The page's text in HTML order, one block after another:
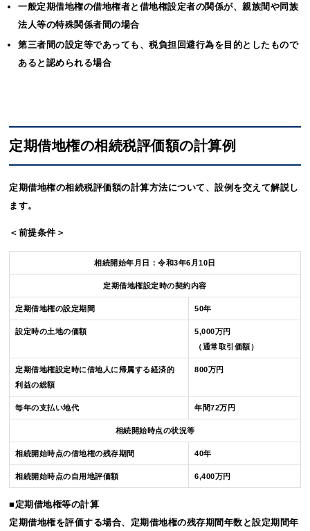
一般定期借地権の借地権者と借地権設定者の関係が、親族間や同族
法人等の特殊関係者間の場合
第三者間の設定等であっても、税負担回避行為を目的としたもので
あると認められる場合
定期借地権の相続税評価額の計算例
定期借地権の相続税評価額の計算方法について、設例を交えて解説し
ます。
＜前提条件＞
相続開始年月日：令和3年6月10日
定期借地権設定時の契約内容
定期借地権の設定期間 50年
設定時の土地の価額
5,000万円
（通常取引価額）
定期借地権設定時に借地人に帰属する経済的
利益の総額
800万円
毎年の支払い地代 年間72万円
相続開始時点の状況等
相続開始時点の借地権の残存期間 40年
相続開始時点の自用地評価額 6,400万円
■定期借地権等の計算
定期借地権を評価する場合、定期借地権の残存期間年数と設定期間年